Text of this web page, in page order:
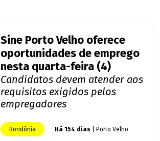
Sine Porto Velho oferece
oportunidades de emprego
nesta quarta-feira (4)
Candidatos devem atender aos
requisitos exigidos pelos
empregadores
Rondônia Há 154 dias | Porto Velho